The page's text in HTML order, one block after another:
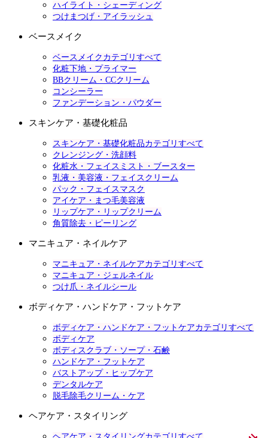
ハイライト・シェーディング
つけまつげ・アイラッシュ
ベースメイク
ベースメイクカテゴリすべて
化粧下地・プライマー
BBクリーム・CCクリーム
コンシーラー
ファンデーション・パウダー
スキンケア・基礎化粧品
スキンケア・基礎化粧品カテゴリすべて
クレンジング・洗顔料
化粧水・フェイスミスト・ブースター
乳液・美容液・フェイスクリーム
パック・フェイスマスク
アイケア・まつ毛美容液
リップケア・リップクリーム
角質除去・ピーリング
マニキュア・ネイルケア
マニキュア・ネイルケアカテゴリすべて
マニキュア・ジェルネイル
つけ爪・ネイルシール
ボディケア・ハンドケア・フットケア
ボディケア・ハンドケア・フットケアカテゴリすべて
ボディケア
ボディスクラブ・ソープ・石鹸
ハンドケア・フットケア
バストアップ・ヒップケア
デンタルケア
脱毛除毛クリーム・ケア
ヘアケア・スタイリング